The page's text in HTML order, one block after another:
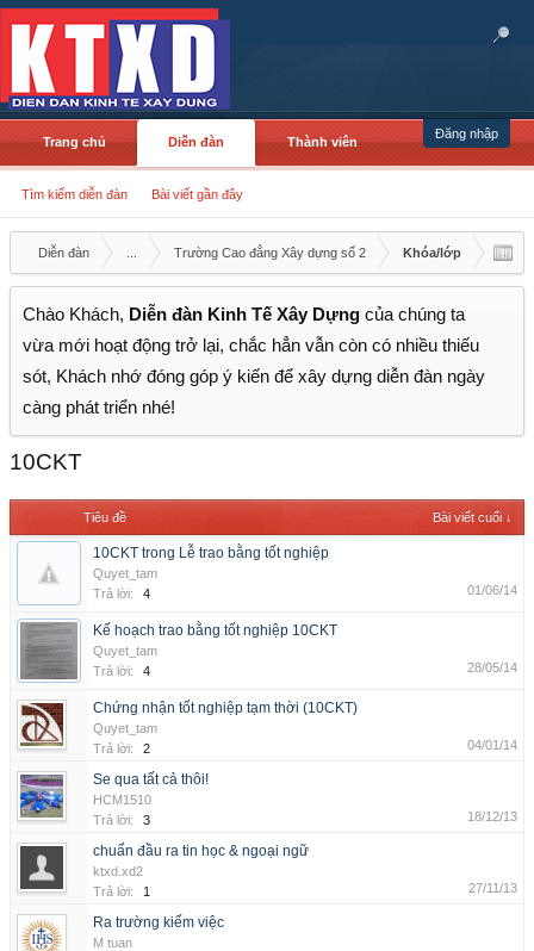
Đăng nhập
Trang chủ Diễn đàn
Tìm kiếm diễn đàn Bài viết gần đây
Thành viên
Diễn đàn Trường Cao đẳng Xây dựng số 2 Khóa/lớp
Chào Khách, Diễn đàn Kinh Tế Xây Dựng của chúng ta
vừa mới hoạt động trở lại, chắc hẳn vẫn còn có nhiều thiếu
sót, Khách nhớ đóng góp ý kiến để xây dựng diễn đàn ngày
càng phát triển nhé!
10CKT
Tiêu đề Bài viết cuối ↓
10CKT trong Lễ trao bằng tốt nghiệp
Quyet_tam
Trả lời:
4 01/06/14
Kế hoạch trao bằng tốt nghiệp 10CKT
Quyet_tam
Trả lời:
4 28/05/14
Chứng nhận tốt nghiệp tạm thời (10CKT)
Quyet_tam
Trả lời:
2 04/01/14
Se qua tất cả thôi!
HCM1510
Trả lời:
3 18/12/13
chuẩn đầu ra tin học & ngoại ngữ
ktxd.xd2
Trả lời:
1 27/11/13
Ra trường kiếm việc
M tuan